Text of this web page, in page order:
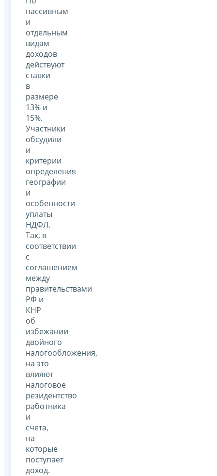
пассивным
и
отдельным
видам
доходов
действуют
ставки
в
размере
13% и
15%.
Участники
обсудили
и
критерии
определения
географии
и
особенности
уплаты
НДФЛ.
Так, в
соответствии
с
соглашением
между
правительствами
РФ и
КНР
об
избежании
двойного
налогообложения,
на это
влияют
налоговое
резидентство
работника
и
счета,
на
которые
поступает
доход.